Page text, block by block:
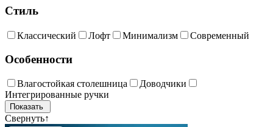
Стиль
Классический Лофт Минимализм Современный
Особенности
Влагостойкая столешница
Доводчики
Интегрированные ручки
Свернуть↑